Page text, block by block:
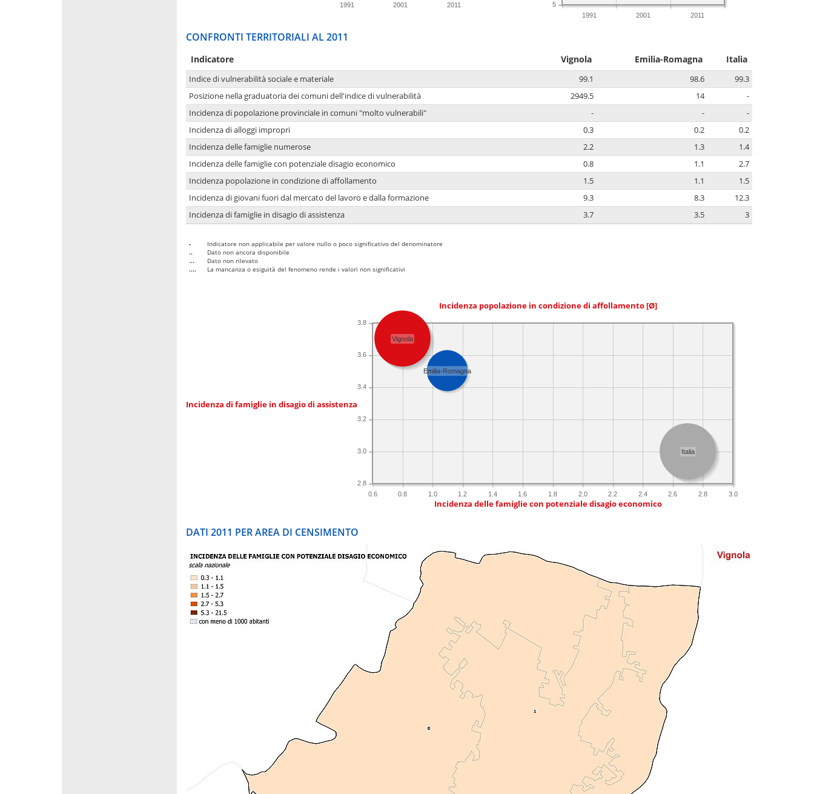
1991 2001 2011
1991 2001 2011
5
CONFRONTI TERRITORIALI AL 2011
Indicatore Vignola Emilia-Romagna Italia
Indice di vulnerabilità sociale e materiale 99.1 98.6
99.3
Posizione nella graduatoria dei comuni dell'indice di vulnerabilità
2949.5 14
-
Incidenza di popolazione provinciale in comuni "molto vulnerabili"
- -
-
Incidenza di alloggi impropri
0.3 0.2
0.2
Incidenza delle famiglie numerose
2.2 1.3
1.4
Incidenza delle famiglie con potenziale disagio economico
0.8 1.1
2.7
Incidenza popolazione in condizione di affollamento
1.5 1.1
1.5
Incidenza di giovani fuori dal mercato del lavoro e dalla formazione
9.3 8.3
12.3
Incidenza di famiglie in disagio di assistenza
3.7 3.5 3
-
Indicatore non applicabile per valore nullo o poco significativo del denominatore
..
Dato non ancora disponibile
...
Dato non rilevato
....
La mancanza o esiguità del fenomeno rende i valori non significativi
Incidenza popolazione in condizione di affollamento [Ø]
Incidenza di famiglie in disagio di assistenza
0.6 0.8 1.0 1.2 1.4 1.6 1.8 2.0 2.2 2.4 2.6 2.8 3.0
2.8
3.0
3.2
3.4
3.6
3.8
Vignola
Italia
Emilia-Romagna
Incidenza delle famiglie con potenziale disagio economico
DATI 2011 PER AREA DI CENSIMENTO